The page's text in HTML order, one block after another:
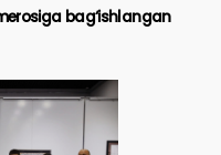
bag‘ishlangan